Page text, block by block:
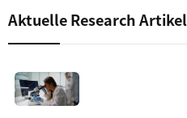
Aktuelle Research Artikel